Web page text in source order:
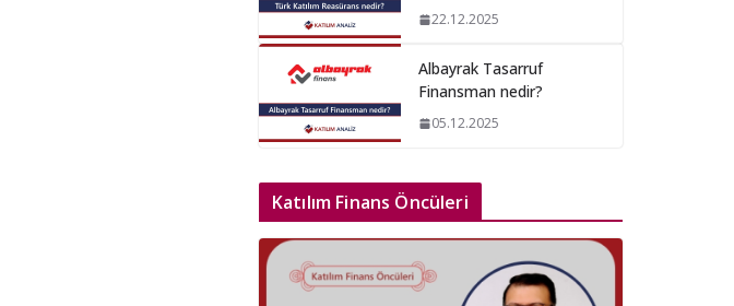
22.12.2025
Albayrak Tasarruf
Finansman nedir?
05.12.2025
Katılım Finans Öncüleri